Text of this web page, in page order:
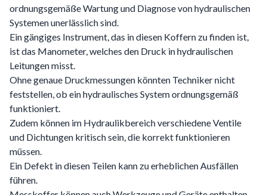
ordnungsgemäße Wartung und Diagnose von hydraulischen
Systemen unerlässlich sind.
Ein gängiges Instrument, das in diesen Koffern zu finden ist,
ist das Manometer, welches den Druck in hydraulischen
Leitungen misst.
Ohne genaue Druckmessungen könnten Techniker nicht
feststellen, ob ein hydraulisches System ordnungsgemäß
funktioniert.
Zudem können im Hydraulikbereich verschiedene Ventile
und Dichtungen kritisch sein, die korrekt funktionieren
müssen.
Ein Defekt in diesen Teilen kann zu erheblichen Ausfällen
führen.